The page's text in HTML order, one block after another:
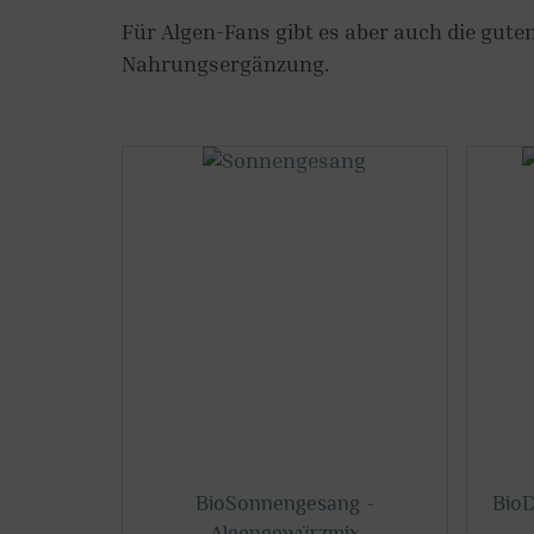
Für Algen-Fans gibt es aber auch die
Nahrungsergänzung.
BioSonnengesang -